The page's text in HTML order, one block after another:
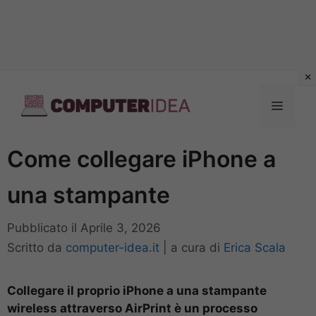
contenuto
Menu
Come collegare iPhone a
una stampante
Pubblicato il Aprile 3, 2026
Scritto da computer-idea.it a cura di Erica Scala
Collegare il proprio iPhone a una stampante
wireless attraverso AirPrint è un processo